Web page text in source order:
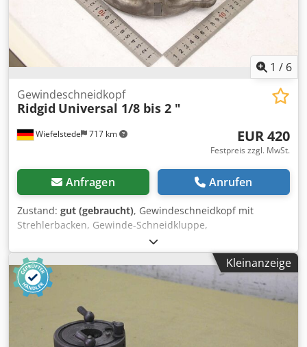
1 / 6
Wiefelstede 717 km
Gewindeschneidkopf
Ridgid Universal 1/8 bis 2 "
EUR 420
Festpreis zzgl. MwSt.
Anfragen Anrufen
Zustand: gut (gebraucht), Gewindeschneidkopf mit
Strehlerbacken, Gewinde-Schneidkluppe,
Gewindeschneidmaschine, Rohrgewinde-Schneider,
Schneidkopf, Bolzenschneidkopf Crodpfx Ajzlf Rcsm Rsf -
Hersteller: Ridgid, Gewindeschneidkopf Universal 1/8 bis 2
Zoll -Rohrgröße. 1/8 bis 2 " -Bolzen: 1/4 bis 2 " -
Abmessungen: 280/240/85 mm -Gewicht: 5,8 kg
Kleinanzeige